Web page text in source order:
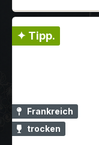
✦ Tipp.
Frankreich
trocken